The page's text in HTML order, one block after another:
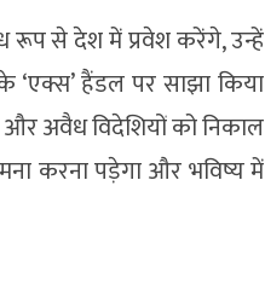
रूप से देश में प्रवेश करेंगे, उन्हें
‘एक्स’ हैंडल पर साझा किया
अवैध विदेशियों को निकाल
करना पड़ेगा और भविष्य में